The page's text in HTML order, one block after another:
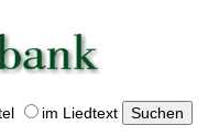
im Liedtext